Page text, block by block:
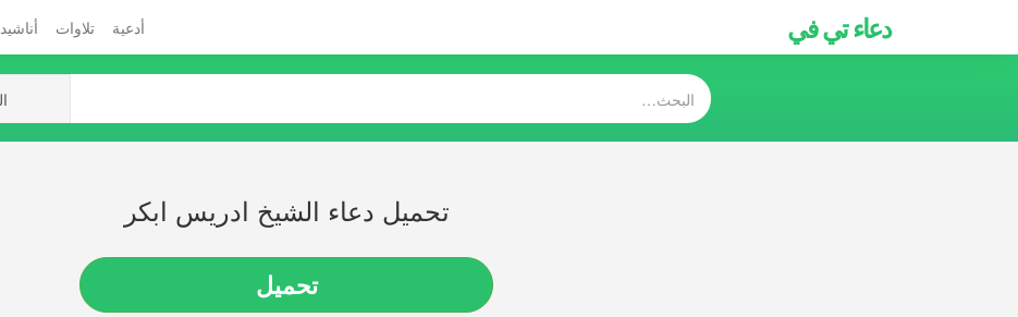
دعاء تي في أدعية تلاوات أناشيد
تحميل دعاء الشيخ ادريس ابكر
تحميل